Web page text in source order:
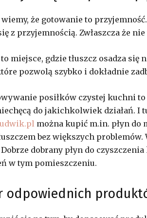
wiemy, że gotowanie to
z przyjemnością. Zwłaszcza że
miejsce, gdzie tłuszcz osadza się
pozwolą szybko i dokładnie
posiłków czystej kuchni
do jakichkolwiek działań. I
można kupić m.in. płyn do
bez większych
dobrany płyn do
w tym pomieszczeniu.
odpowiednich